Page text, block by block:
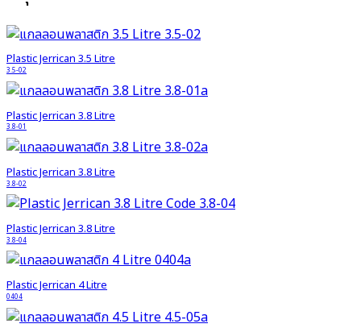
Plastic Jerrican 3.5 Litre
3.5-02
Plastic Jerrican 3.8 Litre
3.8-01
Plastic Jerrican 3.8 Litre
3.8-02
Plastic Jerrican 3.8 Litre
3.8-04
Plastic Jerrican 4 Litre
0404